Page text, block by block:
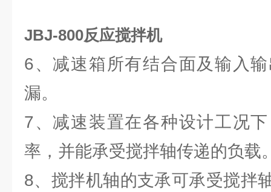
JBJ-800反应搅拌机
6、减速箱所有结合面及输入
漏。
7、减速装置在各种设计工况
率，并能承受搅拌轴传递的负载
8、搅拌机轴的支承可承受搅拌